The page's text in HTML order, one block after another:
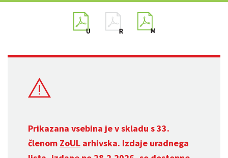
Prikazana vsebina je v skladu s 33.
členom ZoUL arhivska. Izdaje uradnega